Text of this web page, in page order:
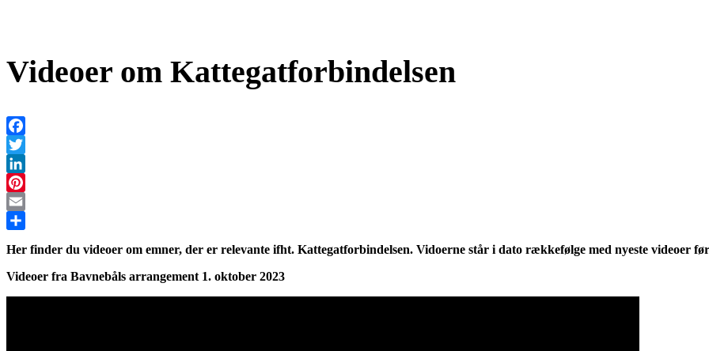
Videoer om Kattegatforbindelsen
Facebook
Twitter
LinkedIn
Pinterest
Email
Her finder du videoer om emner, der er relevante ifht. Kattegatforbindelsen. Vidoerne står i dato rækkefølge med nyeste videoer
Videoer fra Bavnebåls arrangement 1. oktober 2023